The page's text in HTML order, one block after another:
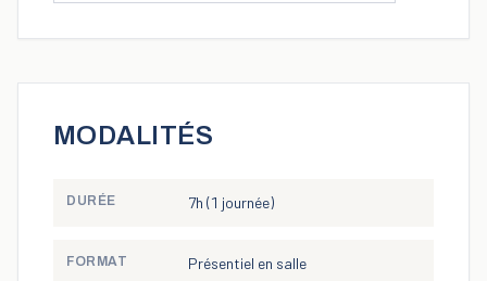
MODALITÉS
DURÉE 7h (1 journée)
FORMAT Présentiel en salle